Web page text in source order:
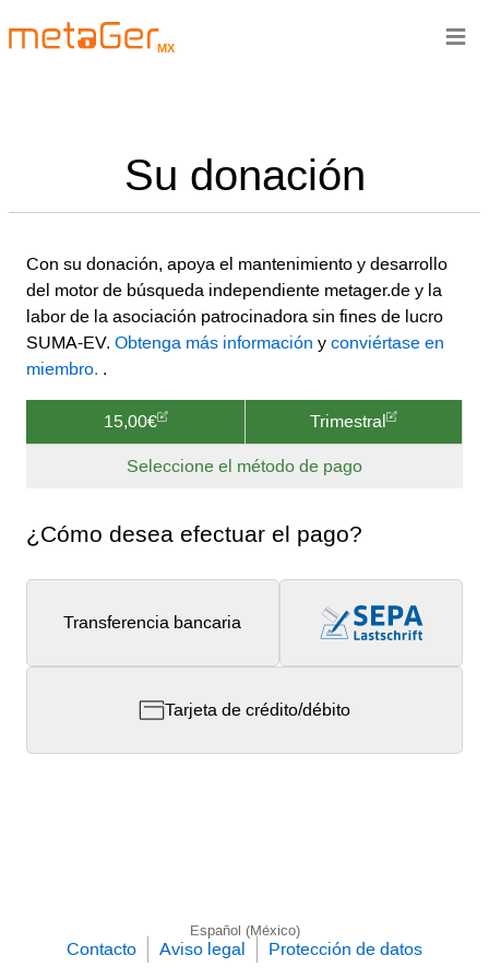
MX
Su donación
Con su donación, apoya el mantenimiento y desarrollo
del motor de búsqueda independiente metager.de y la
labor de la asociación patrocinadora sin fines de lucro
SUMA-EV. Obtenga más información y conviértase en
miembro. .
15,00€ Trimestral
Seleccione el método de pago
¿Cómo desea efectuar el pago?
Transferencia bancaria
Tarjeta de crédito/débito
≡
Español (México)
Contacto Aviso legal Protección de datos